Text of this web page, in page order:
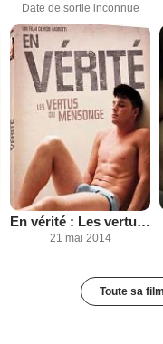
Date de sortie inconnue
En vérité : Les vertus du mensonge
21 mai 2014
Toute sa